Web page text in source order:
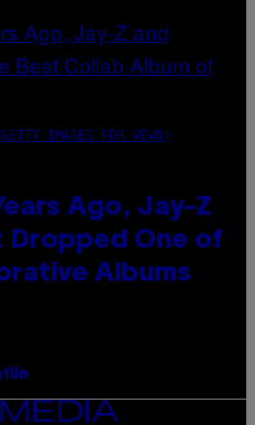
IMAGES FOR VEVO)
Ago, Jay-Z
Dropped One of
Albums